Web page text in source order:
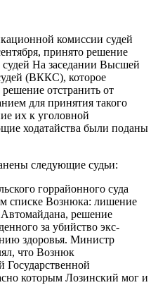
комиссии судей
принято решение
На заседании Высшей
(ВККС), которое
решение отстранить от
для принятия такого
их к уголовной
ходатайства были поданы
следующие судьи:
горрайонного суда
списке Вознюка: лишение
Автомайдана, решение
за убийство экс-
здоровья. Министр
что Вознюк
Государственной
которым Лозинский мог и